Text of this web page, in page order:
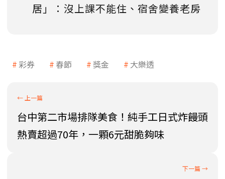
居」：沒上課不能住、宿舍變養老房
彩券 春節 獎金 大樂透
台中第二市場排隊美食！純手工日式炸饅頭
熱賣超過70年，一顆6元甜脆夠味